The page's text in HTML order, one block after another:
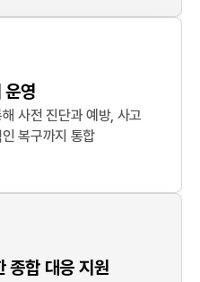
종합 대응 지원
운영
사전 진단과 예방, 사고
복구까지 통합